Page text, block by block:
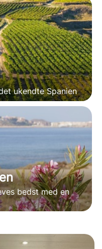
ukendte Spanien
bedst med en